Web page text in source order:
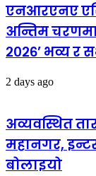
एनआरएनए
अन्तिम
२०२६’ भव्य
2 days ago
अव्यवस्थित
महानगर,
बोलाइयो